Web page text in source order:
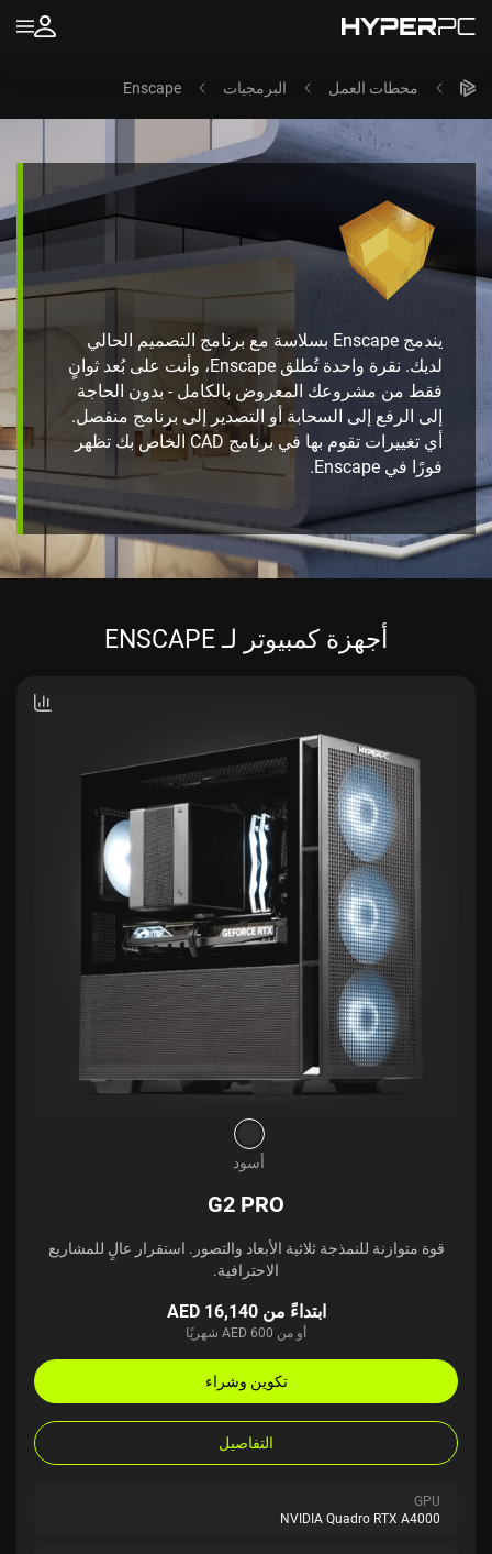
محطات العمل البرمجيات Enscape
يندمج Enscape بسلاسة مع برنامج التصميم الحالي
لديك. نقرة واحدة تُطلق Enscape، وأنت على بُعد ثوانٍ
فقط من مشروعك المعروض بالكامل - بدون الحاجة
إلى الرفع إلى السحابة أو التصدير إلى برنامج منفصل.
أي تغييرات تقوم بها في برنامج CAD الخاص بك تظهر
فورًا في Enscape.
أجهزة كمبيوتر لـ ENSCAPE
أسود
G2 PRO
قوة متوازنة للنمذجة ثلاثية الأبعاد والتصور. استقرار عالٍ للمشاريع
الاحترافية.
ابتداءً من AED 16,140
أو من AED 600 شهريًا
تكوين وشراء
التفاصيل
GPU
NVIDIA Quadro RTX A4000